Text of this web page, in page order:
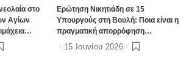
στο
Αγίων
Ερώτηση Νικητιάδη σε 15
Υπουργούς στη Βουλή: Ποια είναι η
πραγματική απορρόφηση
χρηματοδοτήσεων σε δημόσια έργα
15 Ιουνίου 2026